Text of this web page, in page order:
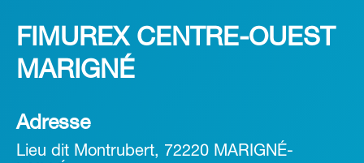
FIMUREX CENTRE-OUEST
MARIGNÉ
Adresse
Lieu dit Montrubert, 72220 MARIGNÉ-